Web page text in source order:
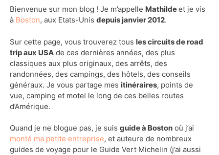
Bienvenue sur mon blog ! Je m’appelle Mathildeet je vis
à Boston, aux Etats-Unis depuis janvier 2012.
Sur cette page, vous trouverez tous les circuits de road
trip aux USA de ces dernières années, des plus
classiques aux plus originaux, des arrêts, des
randonnées, des campings, des hôtels, des conseils
généraux. Je vous partage mes itinéraires, points de
vue, camping et motel le long de ces belles routes
d’Amérique.
Quand je ne blogue pas, je suis guide à Boston où j’ai
monté ma petite entreprise, et auteure de nombreux
guides de voyage pour le Guide Vert Michelin (j’ai aussi